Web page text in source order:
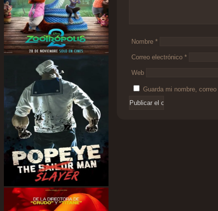
Nombre *
Correo electrónico *
Web
Guarda mi nombre,